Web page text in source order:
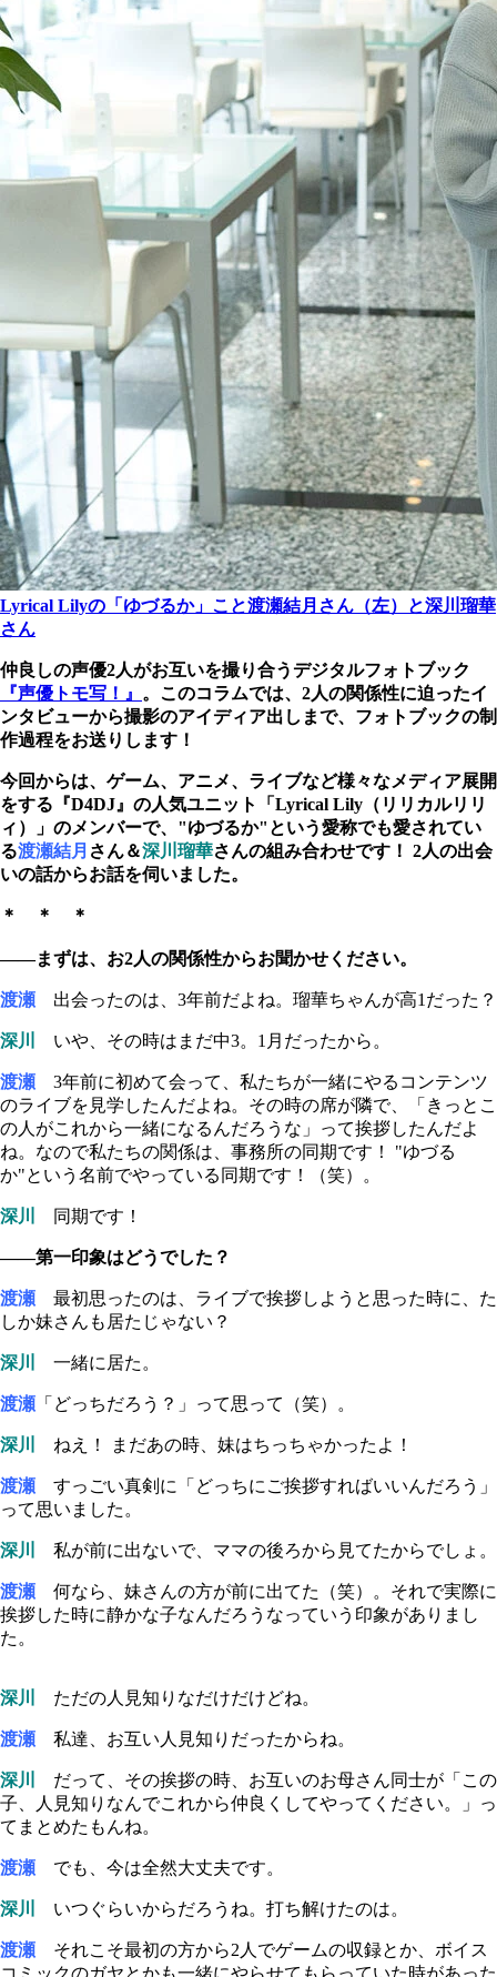
Lyrical Lilyの「ゆづるか」こと渡瀬結月さん（左）と深川瑠華
さん
仲良しの声優2人がお互いを撮り合うデジタルフォトブック
『声優トモ写！』 。このコラムでは、2人の関係性に迫ったイ
ンタビューから撮影のアイディア出しまで、フォトブックの制
作過程をお送りします！
今回からは、ゲーム、アニメ、ライブなど様々なメディア展開
をする『D4DJ』の人気ユニット「Lyrical Lily（リリカルリリ
ィ）」のメンバーで、"ゆづるか"という愛称でも愛されてい
る渡瀬結月 さん＆深川瑠華さんの組み合わせです！ 2人の出会
いの話からお話を伺いました。
＊ ＊ ＊
――まずは、お2人の関係性からお聞かせください。
渡瀬 出会ったのは、3年前だよね。瑠華ちゃんが高1だった？
深川 いや、その時はまだ中3。1月だったから。
渡瀬 3年前に初めて会って、私たちが一緒にやるコンテンツ
のライブを見学したんだよね。その時の席が隣で、「きっとこ
の人がこれから一緒になるんだろうな」って挨拶したんだよ
ね。なので私たちの関係は、事務所の同期です！ "ゆづる
か"という名前でやっている同期です！（笑）。
深川 同期です！
――第一印象はどうでした？
渡瀬 最初思ったのは、ライブで挨拶しようと思った時に、た
しか妹さんも居たじゃない？
深川 一緒に居た。
渡瀬 「どっちだろう？」って思って（笑）。
深川 ねえ！ まだあの時、妹はちっちゃかったよ！
渡瀬 すっごい真剣に「どっちにご挨拶すればいいんだろう」
って思いました。
深川 私が前に出ないで、ママの後ろから見てたからでしょ。
渡瀬 何なら、妹さんの方が前に出てた（笑）。それで実際に
挨拶した時に静かな子なんだろうなっていう印象がありまし
た。
深川 ただの人見知りなだけだけどね。
渡瀬 私達、お互い人見知りだったからね。
深川
だって、その挨拶の時、お互いのお母さん同士が「この
子、人見知りなんでこれから仲良くしてやってください。」っ
てまとめたもんね。
渡瀬 でも、今は全然大丈夫です。
深川 いつぐらいからだろうね。打ち解けたのは。
渡瀬 それこそ最初の方から2人でゲームの収録とか、ボイス
コミックのガヤとかも一緒にやらせてもらっていた時があった